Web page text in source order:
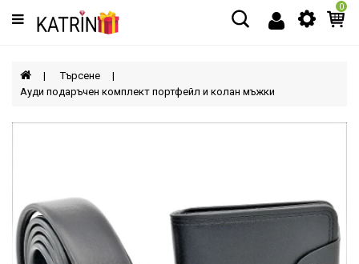
Категории
МЪЖЕ
0
Търсене
Ауди подаръчен комплект портфейл и колан мъжки